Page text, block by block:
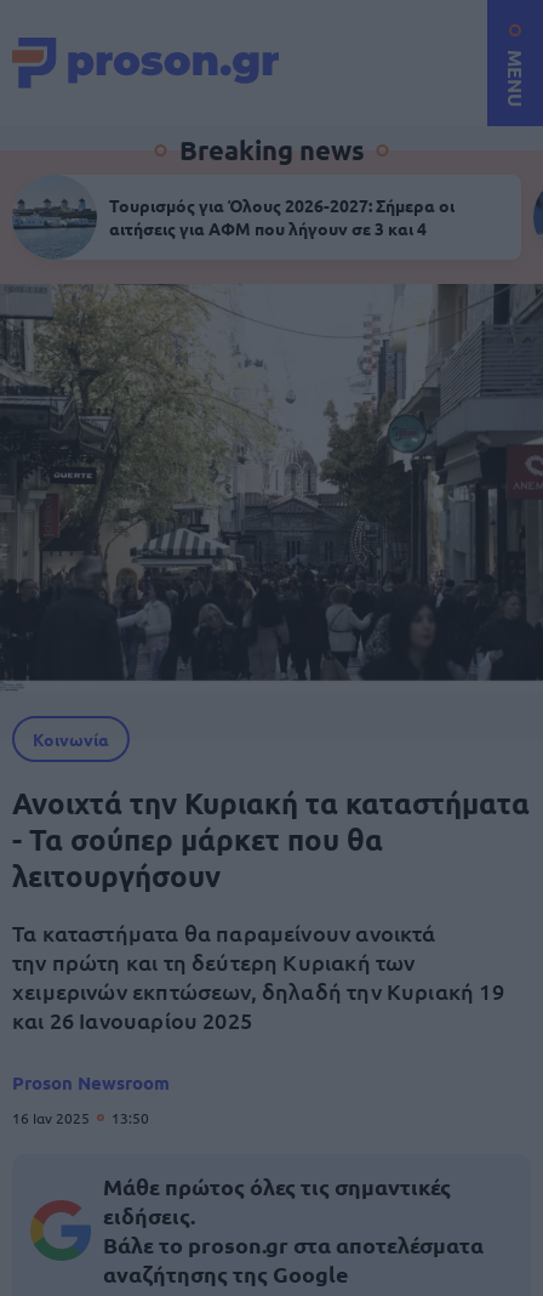
MENU
Breaking news
Τουρισμός για Όλους 2026-2027: Σήμερα οι
αιτήσεις για ΑΦΜ που λήγουν σε 3 και 4
Κοινωνία
Ανοιχτά την Κυριακή τα καταστήματα
- Τα σούπερ μάρκετ που θα
λειτουργήσουν
Τα καταστήματα θα παραμείνουν ανοικτά
την πρώτη και τη δεύτερη Κυριακή των
χειμερινών εκπτώσεων, δηλαδή την Κυριακή 19
και 26 Ιανουαρίου 2025
Proson Newsroom
16 Ιαν 2025 13:50
Μάθε πρώτος όλες τις σημαντικές
ειδήσεις.
Βάλε το proson.gr στα αποτελέσματα
αναζήτησης της Google